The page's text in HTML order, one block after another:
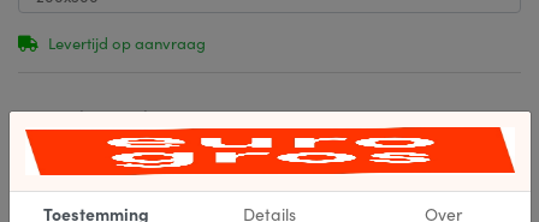
Levertijd op aanvraag
Specificaties
Artikelnummer 304841
Toestemming Details Over